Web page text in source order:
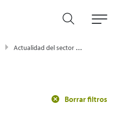
Actualidad del sector energético - Enagás
Borrar filtros